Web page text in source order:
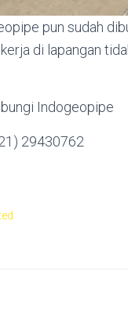
pun sudah
di lapangan
Indogeopipe
29430762